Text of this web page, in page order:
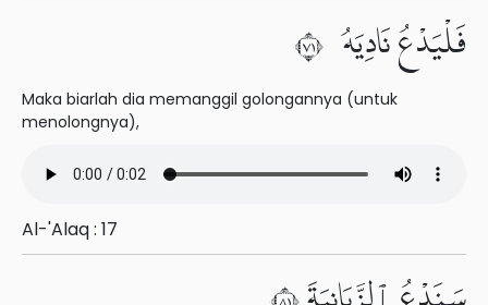
فَلْيَدْعُ نَادِيَهُۥ ١٧
Maka biarlah dia memanggil golongannya (untuk
menolongnya),
Al-'Alaq : 17